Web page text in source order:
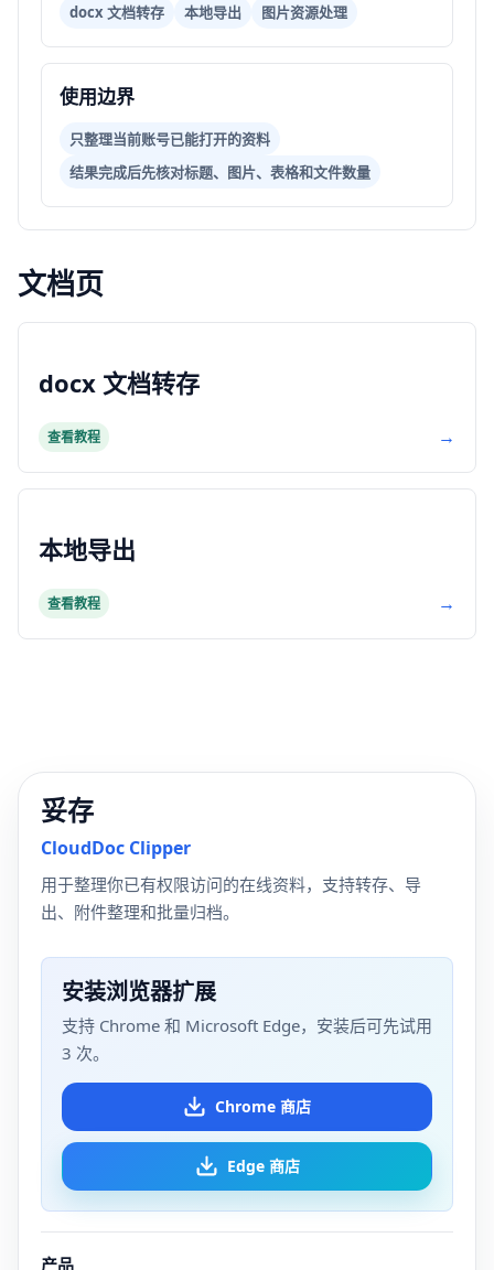
docx 文档转存 本地导出 图片资源处理
使用边界
只整理当前账号已能打开的资料
结果完成后先核对标题、图片、表格和文件数量
文档页
docx 文档转存
查看教程 →
本地导出
查看教程 →
妥存
CloudDoc Clipper
用于整理你已有权限访问的在线资料，支持转存、导
出、附件整理和批量归档。
安装浏览器扩展
支持 Chrome 和 Microsoft Edge，安装后可先试用
3 次。
Chrome 商店
Edge 商店
产品